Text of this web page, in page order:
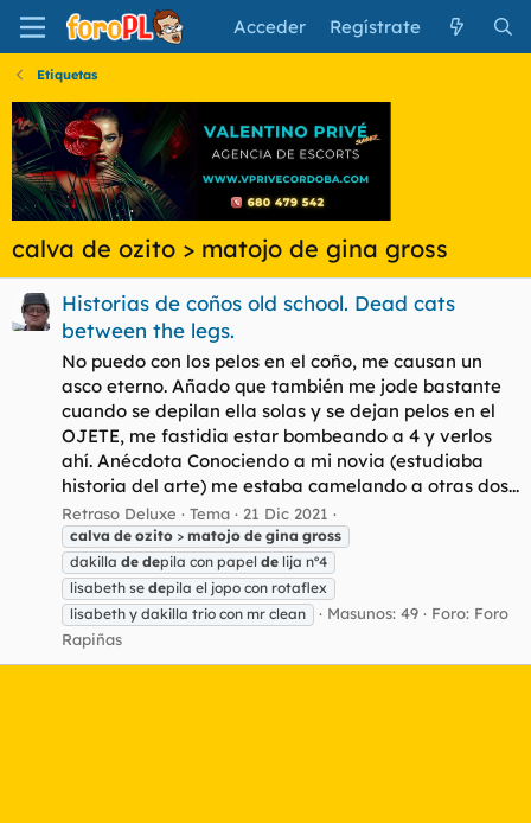
Acceder Regístrate
Etiquetas
calva de ozito > matojo de gina gross
Historias de coños old school. Dead cats
between the legs.
No puedo con los pelos en el coño, me causan un
asco eterno. Añado que también me jode bastante
cuando se depilan ella solas y se dejan pelos en el
OJETE, me fastidia estar bombeando a 4 y verlos
ahí. Anécdota Conociendo a mi novia (estudiaba
historia del arte) me estaba camelando a otras dos...
Retraso Deluxe Tema 21 Dic 2021
calva de ozito > matojo de gina gross
dakilla de depila con papel de lija nº4
lisabeth se depila el jopo con rotaflex
lisabeth y dakilla trio con mr clean
Masunos: 49 Foro: Foro
Rapiñas